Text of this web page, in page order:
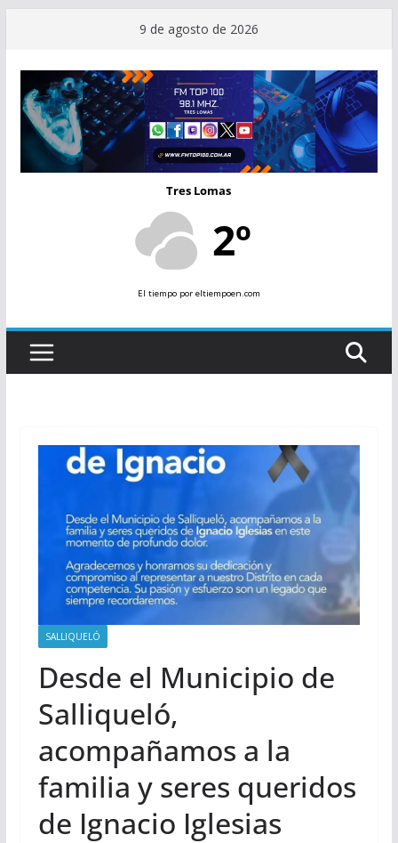
contenido
9 de agosto de 2026
Tres Lomas
2º
El tiempopor eltiempoen.com
SALLIQUELÓ
Desde el Municipio de
Salliqueló,
acompañamos a la
familia y seres queridos
de Ignacio Iglesias